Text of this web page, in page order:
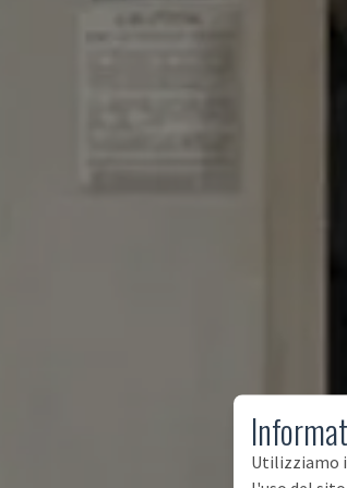
Utilizziamo